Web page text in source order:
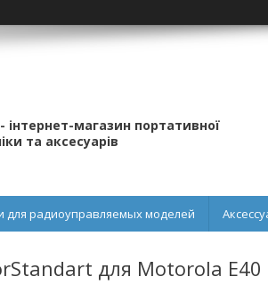
інтернет-магазин портативної
та аксесуарів
для радиоуправляемых моделей
для Motorola